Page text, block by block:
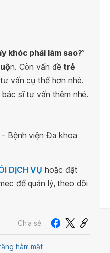
khóc phải làm sao?”
n. Còn vấn đề trẻ
vấn cụ thể hơn nhé.
sĩ tư vấn thêm nhé.
Bệnh viện Đa khoa
DỊCH VỤ hoặc đặt
để quản lý, theo dõi
Chia sẻ
hàm mặt